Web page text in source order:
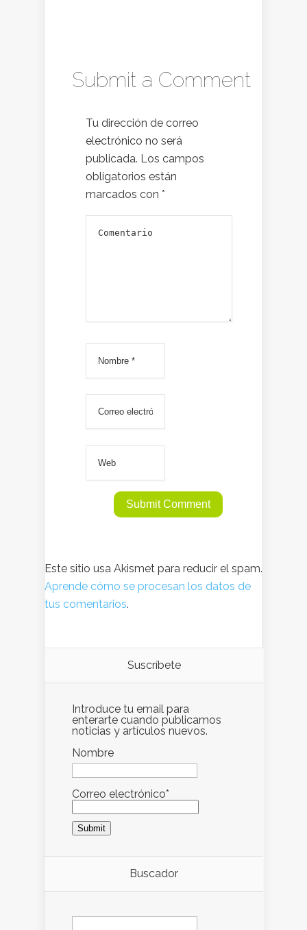
Submit a Comment
Tu dirección de correo
electrónico no será
publicada. Los campos
obligatorios están
marcados con *
Este sitio usa Akismet para reducir el spam.
Aprende cómo se procesan los datos de
tus comentarios.
Suscríbete
Introduce tu email para
enterarte cuando publicamos
noticias y artículos nuevos.
Nombre
Correo electrónico*
Buscador
Buscar: